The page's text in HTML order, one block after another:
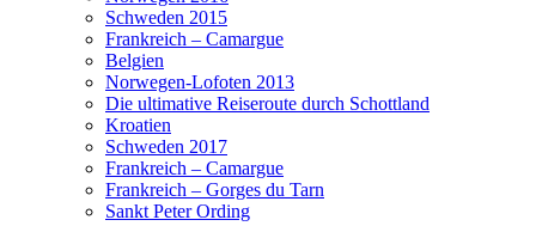
Schweden 2015
Frankreich – Camargue
Belgien
Norwegen-Lofoten 2013
Die ultimative Reiseroute durch Schottland
Kroatien
Schweden 2017
Frankreich – Camargue
Frankreich – Gorges du Tarn
Sankt Peter Ording